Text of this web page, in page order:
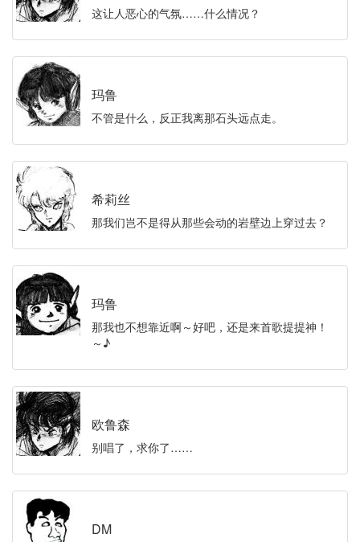
这让人恶心的气氛……什么情况？
玛鲁
不管是什么，反正我离那石头远点走。
希莉丝
那我们岂不是得从那些会动的岩壁边上穿过去？
玛鲁
那我也不想靠近啊～好吧，还是来首歌提提神！
～♪
欧鲁森
别唱了，求你了……
DM